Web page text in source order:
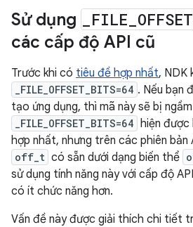
Sử dụng FILE OFFSET
các cấp độ API cũ
Trước khi có tiêu đề hợp nhất, NDK
_FILE_OFFSET_BITS=64 . Nếu bạn
tạo ứng dụng, thì mã này sẽ bị
_FILE_OFFSET_BITS=64 hiện
hợp nhất, nhưng trên các phiên
off_t có sẵn dưới dạng biến thể
sử dụng tính năng này với cấp độ
có ít chức năng hơn.
Vấn đề này được giải thích chi tiết